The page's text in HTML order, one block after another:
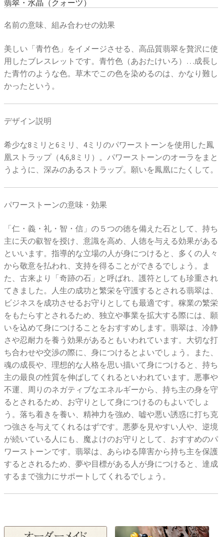
翡翠・水晶（クォーツ）
名前の意味、組み合わせの効果
美しい「青竹色」をイメージさせる、高品質翡翠を贅沢に使
用したブレスレットです。青竹色（あおたけいろ）…成長し
た青竹のような色。草木でこの色を染めるのは、かなり難し
かったという。
デザイン説明
希少な8ミリと6ミリ、4ミリのパワーストーンを使用した鳳
凰ストラップ（4,6,8ミリ）。パワーストーンのオーラをまと
うように、深みのあるストラップ。願いを鳳凰にたくして。
パワーストーンの意味・効果
「仁・義・礼・智・信」の５つの徳を備えた石として、持ち
主に天の叡智を授け、意識を高め、人徳を与える効果がある
といいます。指導的な立場の人が身につけると、多くの人々
から敬意を払われ、支持を得ることができるでしょう。ま
た、古来より「奇跡の石」と呼ばれ、護符としても珍重され
てきました。人生の成功と繁栄を守護するとされる翡翠は、
ビジネスを成功させるお守りとしても最適です。稼業の繁栄
をもたらすとされるため、独立や事業を拡大する際には、願
いを込めて身につけることをおすすめします。翡翠は、冷静
さや忍耐力を養う効果があるともいわれています。大切な打
ち合わせや交渉の際に、身につけるとよいでしょう。また、
魂の成長や、理想的な人格を思い描いて身につけると、持ち
主の最良の性質を伸ばしてくれるといわれています。悪事や
不運、周りのネガティブなエネルギーから、持ち主の身を守
るとされるため、お守りとして身につけるのもよいでしょ
う。落ち着きを養い、精神力を強め、嘘や悪い誘惑に打ち克
つ強さを与えてくれるはずです。悪夢を見やすい人や、逆境
が続いている人にも、魔よけのお守りとして、おすすめのパ
ワーストーンです。翡翠は、あらゆる障害から持ち主を保護
するとされるため、夢や目標がある人が身につけると、達成
するまで強力にサポートしてくれるでしょう。